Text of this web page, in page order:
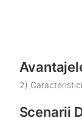
2)
Scenarii